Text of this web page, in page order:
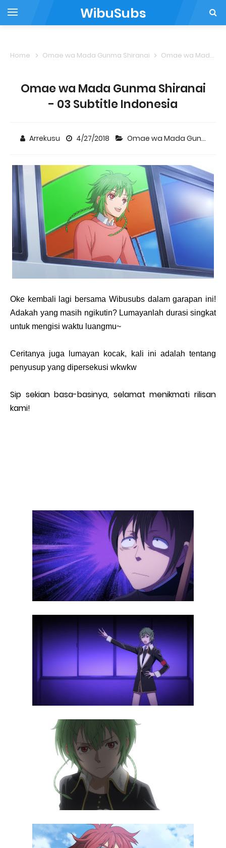
WibuSubs
Home Omae wa Mada Gunma Shiranai Omae wa Mada Gunma Shiranai - 03 Subtitle Indonesia
Omae wa Mada Gunma Shiranai
- 03 Subtitle Indonesia
Arrekusu 4/27/2018 Omae wa Mada Gunma Shiranai
Oke kembali lagi bersama Wibusubs dalam garapan ini!
Adakah yang masih ngikutin? Lumayanlah durasi singkat
untuk mengisi waktu luangmu~
Ceritanya juga lumayan kocak, kali ini adalah tentang
penyusup yang dipersekusi wkwkw
Sip sekian basa-basinya, selamat menikmati rilisan
kami!